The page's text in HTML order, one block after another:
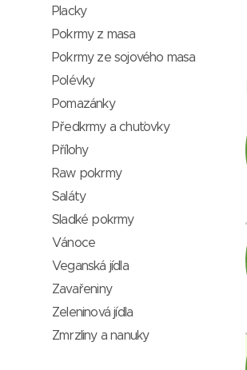
Placky
Pokrmy z masa
Pokrmy ze sojového masa
Polévky
Pomazánky
Předkrmy a chuťovky
Přílohy
Raw pokrmy
Saláty
Sladké pokrmy
Vánoce
Veganská jídla
Zavařeniny
Zeleninová jídla
Zmrzliny a nanuky